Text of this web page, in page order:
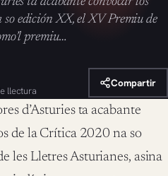
edición XX, el XV Premiu de
premiu…
llectura
Compartir
d’Asturies ta acabante
de la Crítica 2020 na so
les Lletres Asturianes, asina